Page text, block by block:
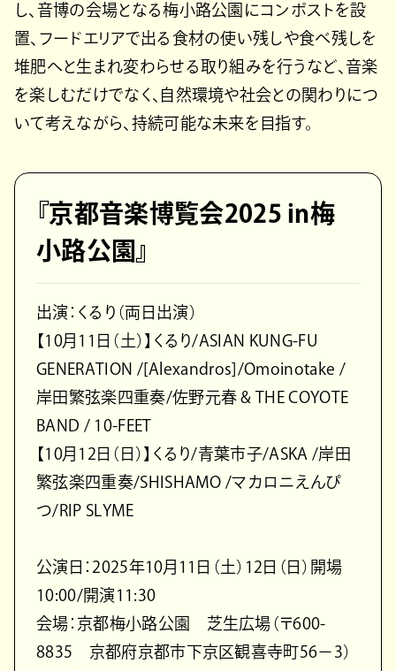
し、音博の会場となる梅小路公園にコンポストを設
置、フードエリアで出る食材の使い残しや食べ残しを
堆肥へと生まれ変わらせる取り組みを行うなど、音楽
を楽しむだけでなく、自然環境や社会との関わりにつ
いて考えながら、持続可能な未来を目指す。
『京都音楽博覧会2025 in梅
小路公園』
出演：くるり（両日出演）
【10月11日（土）】くるり/ASIAN KUNG-FU
GENERATION /[Alexandros]/Omoinotake /
岸田繁弦楽四重奏/佐野元春 & THE COYOTE
BAND / 10-FEET
【10月12日（日）】くるり/青葉市子/ASKA /岸田
繁弦楽四重奏/SHISHAMO /マカロニえんぴ
つ/RIP SLYME
公演日：2025年10月11日（土）12日（日）開場
10:00/開演11:30
会場：京都梅小路公園 芝生広場（〒600-
8835 京都府京都市下京区観喜寺町56−3）